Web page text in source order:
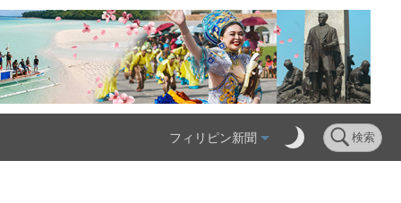
フィリピン新聞 検索